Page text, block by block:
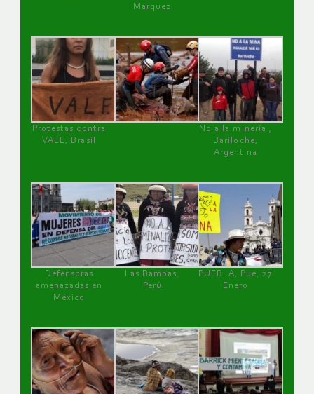
Márquez
Protestas contra
VALE, Brasil
No a la minería ,
Bariloche,
Argentina
Defensoras
amenazadas en
México
Las Bambas,
Perú
PUEBLA, Pue, 27
Enero